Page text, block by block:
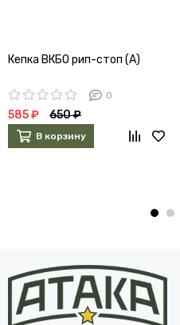
Кепка ВКБО рип-стоп (А)
0
585 ₽ 650 ₽
В корзину